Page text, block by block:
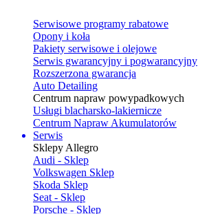
Serwisowe programy rabatowe
Opony i koła
Pakiety serwisowe i olejowe
Serwis gwarancyjny i pogwarancyjny
Rozszerzona gwarancja
Auto Detailing
Centrum napraw powypadkowych
Usługi blacharsko-lakiernicze
Centrum Napraw Akumulatorów
Serwis
Sklepy Allegro
Audi - Sklep
Volkswagen Sklep
Skoda Sklep
Seat - Sklep
Porsche - Sklep